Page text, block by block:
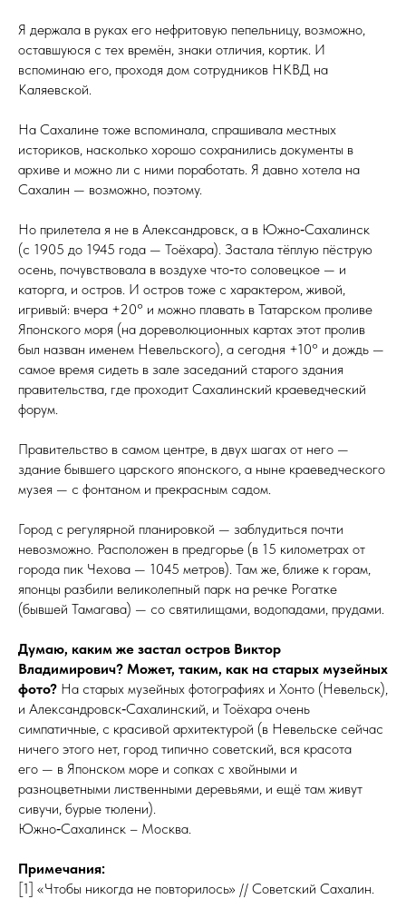
Я держала в руках его нефритовую пепельницу, возможно,
оставшуюся с тех времён, знаки отличия, кортик. И
вспоминаю его, проходя дом сотрудников НКВД на
Каляевской.
На Сахалине тоже вспоминала, спрашивала местных
историков, насколько хорошо сохранились документы в
архиве и можно ли с ними поработать. Я давно хотела на
Сахалин — возможно, поэтому.
Но прилетела я не в Александровск, а в Южно‑Сахалинск
(с 1905 до 1945 года — Тоё­хара). Застала тёплую пёструю
осень, почувствовала в воздухе что‑то соловецкое — и
каторга, и остров. И остров тоже с характером, живой,
игривый: вчера +20° и можно плавать в Татарском проливе
Японского моря (на дореволюционных картах этот пролив
был назван именем Невельского), а сегодня +10° и дождь —
самое время сидеть в зале заседаний старого здания
правительства, где проходит Сахалинский краеведческий
форум.
Правительство в самом центре, в двух шагах от него —
здание бывшего царского японского, а ныне краеведческого
музея — с фонтаном и прекрасным садом.
Город с регулярной планировкой — заблудиться почти
невозможно. Расположен в предгорье (в 15 километрах от
города пик Чехова — 1045 метров). Там же, ближе к горам,
японцы разбили великолепный парк на речке Рогатке
(бывшей Тамагава) — со святилищами, водопадами, прудами.
Думаю, каким же застал остров Виктор
Владимирович? Может, таким, как на старых музейных
фото? На старых музейных фотографиях и Хонто (Невельск),
и Александровск‑Сахалинский, и Тоёхара очень
симпатичные, с красивой архитектурой (в Невельске сейчас
ничего этого нет, город типично советский, вся красота
его — в Японском море и сопках с хвойными и
разноцветными лиственными деревьями, и ещё там живут
сивучи, бурые тюлени).
Южно‑Сахалинск – Москва.
Примечания:
[1] «Чтобы никогда не повторилось» // Советский Сахалин.